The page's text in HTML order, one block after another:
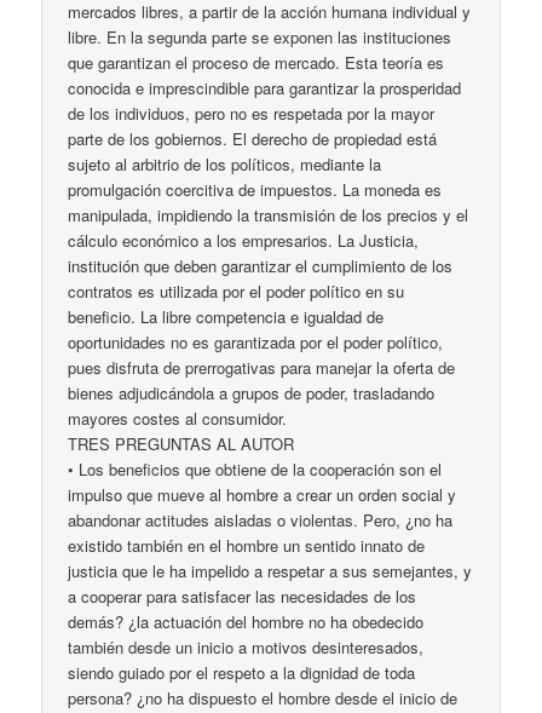
mercados libres, a partir de la acción humana individual y
libre. En la segunda parte se exponen las instituciones
que garantizan el proceso de mercado. Esta teoría es
conocida e imprescindible para garantizar la prosperidad
de los individuos, pero no es respetada por la mayor
parte de los gobiernos. El derecho de propiedad está
sujeto al arbitrio de los políticos, mediante la
promulgación coercitiva de impuestos. La moneda es
manipulada, impidiendo la transmisión de los precios y el
cálculo económico a los empresarios. La Justicia,
institución que deben garantizar el cumplimiento de los
contratos es utilizada por el poder político en su
beneficio. La libre competencia e igualdad de
oportunidades no es garantizada por el poder político,
pues disfruta de prerrogativas para manejar la oferta de
bienes adjudicándola a grupos de poder, trasladando
mayores costes al consumidor.
TRES PREGUNTAS AL AUTOR
• Los beneficios que obtiene de la cooperación son el
impulso que mueve al hombre a crear un orden social y
abandonar actitudes aisladas o violentas. Pero, ¿no ha
existido también en el hombre un sentido innato de
justicia que le ha impelido a respetar a sus semejantes, y
a cooperar para satisfacer las necesidades de los
demás? ¿la actuación del hombre no ha obedecido
también desde un inicio a motivos desinteresados,
siendo guiado por el respeto a la dignidad de toda
persona? ¿no ha dispuesto el hombre desde el inicio de